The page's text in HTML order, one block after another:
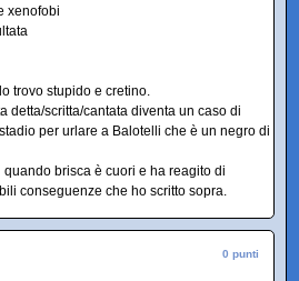
xenofobi
trovo stupido e cretino.
detta/scritta/cantata diventa un caso di
per urlare a Balotelli che è un negro di
brisca è cuori e ha reagito di
conseguenze che ho scritto sopra.
0 punti